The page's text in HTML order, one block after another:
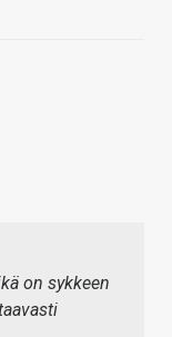
on sykkeen